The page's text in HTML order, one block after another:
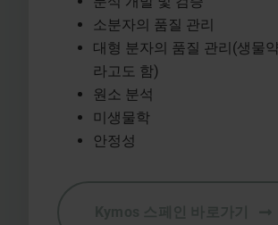
소분자의 품질 관리
대형 분자의 품질 관리(생물
라고도 함)
원소 분석
미생물학
안정성